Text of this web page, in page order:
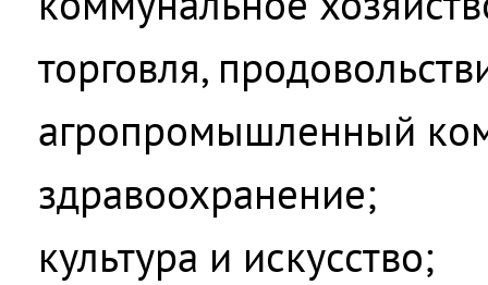
торговля,
агропромышленный
здравоохранение;
культура и искусство;